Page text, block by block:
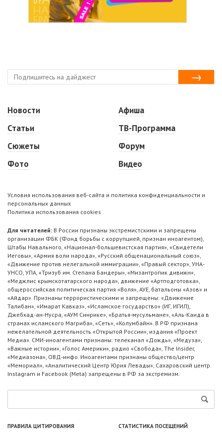
Новости
Статьи
Сюжеты
Фото
Афиша
ТВ-Программа
Форум
Видео
Условия использования веб-сайта и политика конфиденциальности и
персональных данных
Политика использования cookies
Для читателей: В России признаны экстремистскими и запрещены
организации ФБК (Фонд борьбы с коррупцией, признан иноагентом),
Штабы Навального, «Национал-большевистская партия», «Свидетели
Иеговы», «Армия воли народа», «Русский общенациональный союз»,
«Движение против нелегальной иммиграции», «Правый сектор», УНА-
УНСО, УПА, «Тризуб им. Степана Бандеры», «Мизантропик дивижн»,
«Меджлис крымскотатарского народа», движение «Артподготовка»,
общероссийская политическая партия «Воля», АУЕ, батальоны «Азов» и
«Айдар». Признаны террористическими и запрещены: «Движение
Талибан», «Имарат Кавказ», «Исламское государство» (ИГ, ИГИЛ),
Джебхад-ан-Нусра, «АУМ Синрике», «Братья-мусульмане», «Аль-Каида в
странах исламского Магриба», «Сеть», «Колумбайн». В РФ признана
нежелательной деятельность «Открытой России», издания «Проект
Медиа». СМИ-иноагентами признаны: телеканал «Дождь», «Медуза»,
«Важные истории», «Голос Америки», радио «Свобода», The Insider,
«Медиазона», ОВД-инфо. Иноагентами признаны общество/центр
«Мемориал», «Аналитический Центр Юрия Левады», Сахаровский центр.
Instagram и Facebook (Metа) запрещены в РФ за экстремизм.
ПРАВИЛА ЦИТИРОВАНИЯ СТАТИСТИКА ПОСЕЩЕНИЙ